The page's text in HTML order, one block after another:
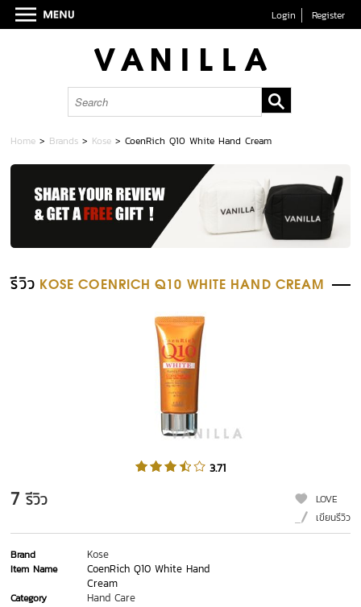
Login Register
Home > Brands > Kose >CoenRich Q10 White Hand Cream
รีวิว KOSE COENRICH Q10 WHITE HAND CREAM
3.71
7 รีวิว
LOVE
เขียนรีวิว
Brand Kose
Item Name
CoenRich Q10 White Hand
Cream
Category Hand Care